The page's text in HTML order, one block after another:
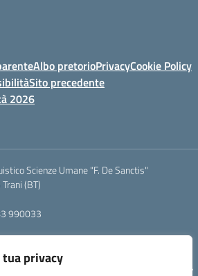
privacy
Albo pretorioPrivacyCookie Policy
Sito precedente
2026
Scienze Umane "F. De Sanctis"
(BT)
990033
- Codice Fiscale: 92058830727